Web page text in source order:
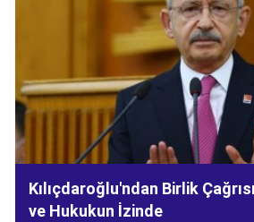
Kılıçdaroğlu'ndan Birlik
ve Hukukun İzinde